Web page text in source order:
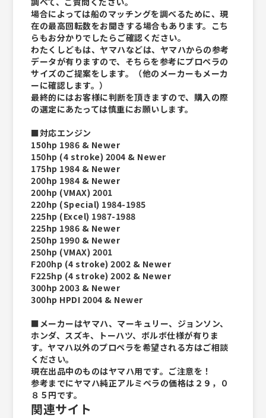
場合によっては船のマッチングを調べるために、現
在の最高回転数をお聞きする場合もあります。こち
らもお分かりでしたらご確認ください。
わたくしどもは、ヤマハなどは、ヤマハからの参考
データが有りますので、そちらを参考にプロペラの
サイズのご提案をします。（他のメーカーもメーカ
ーに確認します。）
最終的にはお客様に判断を頂きますので、購入の際
の選定にあたっては慎重にお願いします。
■対応エンジン
150hp 1986 & Newer
150hp (4 stroke) 2004 & Newer
175hp 1984 & Newer
200hp 1984 & Newer
200hp (VMAX) 2001
220hp (Special) 1984-1985
225hp (Excel) 1987-1988
225hp 1986 & Newer
250hp 1990 & Newer
250hp (VMAX) 2001
F200hp (4 stroke) 2002 & Newer
F225hp (4 stroke) 2002 & Newer
300hp 2003 & Newer
300hp HPDI 2004 & Newer
■メーカーはヤマハ、マーキュリー、ジョンソン、
ホンダ、スズキ、トーハツ、ボルボ仕様が有りま
す。ヤマハ以外のプロペラを希望される方はご相談
ください。
現在出品中のものはヤマハ用です。ご注意を！
参考までにヤマハ純正アルミペラの価格は２９，０
８５円です。
関連サイト